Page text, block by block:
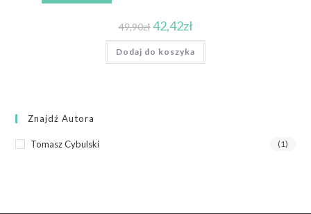
49,90zł 42,42zł
Dodaj do koszyka
Znajdź Autora
Tomasz Cybulski (1)